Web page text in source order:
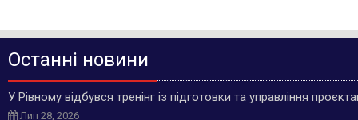
Останні новини
У Рівному відбувся тренінг із підготовки та управління
Лип 28, 2026